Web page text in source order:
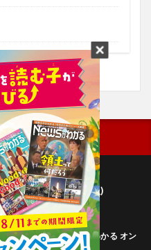
リシー(毎日新聞出版)
(毎日新聞社)
ース雑誌「ニュースがわかる オン